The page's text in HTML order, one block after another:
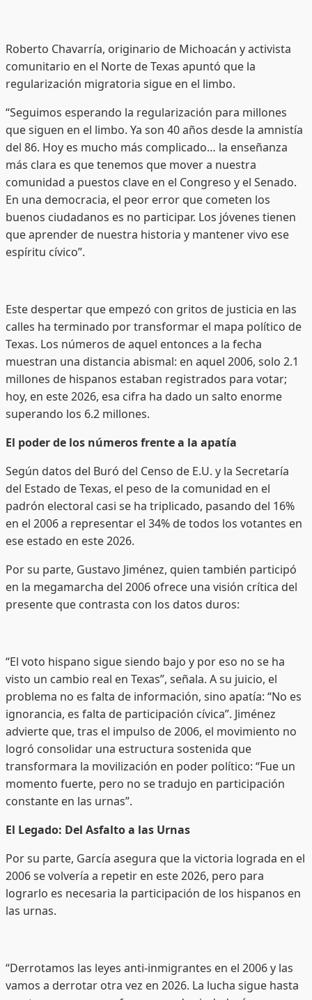
Roberto Chavarría, originario de Michoacán y activista
comunitario en el Norte de Texas apuntó que la
regularización migratoria sigue en el limbo.
“Seguimos esperando la regularización para millones
que siguen en el limbo. Ya son 40 años desde la amnistía
del 86. Hoy es mucho más complicado… la enseñanza
más clara es que tenemos que mover a nuestra
comunidad a puestos clave en el Congreso y el Senado.
En una democracia, el peor error que cometen los
buenos ciudadanos es no participar. Los jóvenes tienen
que aprender de nuestra historia y mantener vivo ese
espíritu cívico”.
Este despertar que empezó con gritos de justicia en las
calles ha terminado por transformar el mapa político de
Texas. Los números de aquel entonces a la fecha
muestran una distancia abismal: en aquel 2006, solo 2.1
millones de hispanos estaban registrados para votar;
hoy, en este 2026, esa cifra ha dado un salto enorme
superando los 6.2 millones.
El poder de los números frente a la apatía
Según datos del Buró del Censo de E.U. y la Secretaría
del Estado de Texas, el peso de la comunidad en el
padrón electoral casi se ha triplicado, pasando del 16%
en el 2006 a representar el 34% de todos los votantes en
ese estado en este 2026.
Por su parte, Gustavo Jiménez, quien también participó
en la megamarcha del 2006 ofrece una visión crítica del
presente que contrasta con los datos duros:
“El voto hispano sigue siendo bajo y por eso no se ha
visto un cambio real en Texas”, señala. A su juicio, el
problema no es falta de información, sino apatía: “No es
ignorancia, es falta de participación cívica”. Jiménez
advierte que, tras el impulso de 2006, el movimiento no
logró consolidar una estructura sostenida que
transformara la movilización en poder político: “Fue un
momento fuerte, pero no se tradujo en participación
constante en las urnas”.
El Legado: Del Asfalto a las Urnas
Por su parte, García asegura que la victoria lograda en el
2006 se volvería a repetir en este 2026, pero para
lograrlo es necesaria la participación de los hispanos en
las urnas.
“Derrotamos las leyes anti-inmigrantes en el 2006 y las
vamos a derrotar otra vez en 2026. La lucha sigue hasta